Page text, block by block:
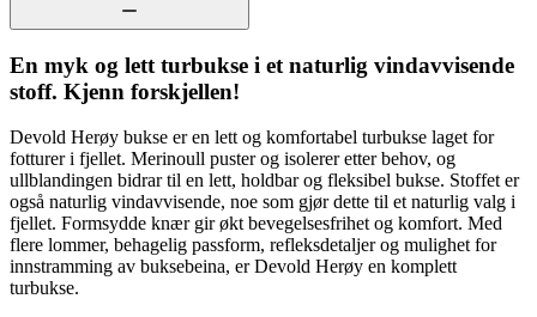
En myk og lett turbukse i et naturlig vindavvisende
stoff. Kjenn forskjellen!
Devold Herøy bukse er en lett og komfortabel turbukse laget for
fotturer i fjellet. Merinoull puster og isolerer etter behov, og
ullblandingen bidrar til en lett, holdbar og fleksibel bukse. Stoffet er
også naturlig vindavvisende, noe som gjør dette til et naturlig valg i
fjellet. Formsydde knær gir økt bevegelsesfrihet og komfort. Med
flere lommer, behagelig passform, refleksdetaljer og mulighet for
innstramming av buksebeina, er Devold Herøy en komplett
turbukse.